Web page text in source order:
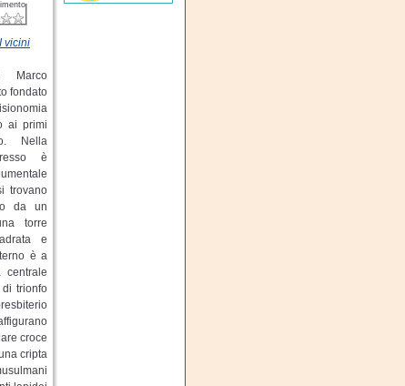
vicini
Marco
fondato
ai primi
Nella
è
trovano
da un
torre
e
è a
centrale
trionfo
croce
cripta